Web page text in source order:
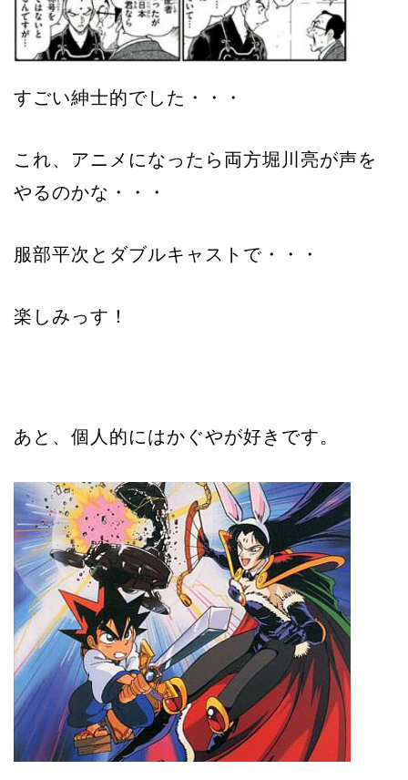
すごい紳士的でした・・・
これ、アニメになったら両方堀川亮が声を
やるのかな・・・
服部平次とダブルキャストで・・・
楽しみっす！
あと、個人的にはかぐやが好きです。